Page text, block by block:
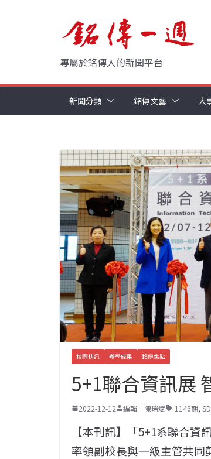
專屬於銘傳人的新聞平台
新聞分類 銘傳文藝 大
校園快訊 辦學成果 銘傳焦點
5+1聯合資訊展
2022-12-12 編輯｜陳瑞斌 1146期,
【本刊訊】「5+1系聯合
率領副校長與一級主管共